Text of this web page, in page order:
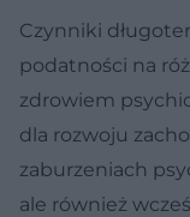
Czynniki
podatności na
zdrowiem
dla rozwoju
zaburzeniach
ale również